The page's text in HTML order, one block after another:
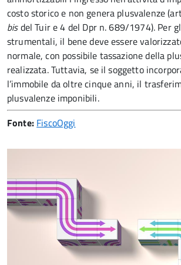
costo storico e non genera plusvalenze
bisdel Tuir e 4 del Dpr n. 689/1974). Per
strumentali, il bene deve essere
normale, con possibile tassazione della
realizzata. Tuttavia, se il soggetto
l’immobile da oltre cinque anni, il
plusvalenze imponibili.
Fonte: FiscoOggi